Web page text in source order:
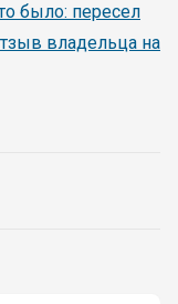
было: пересел
владельца на